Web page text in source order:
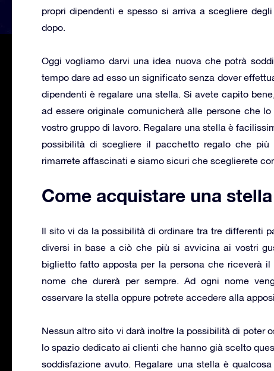
propri dipendenti e spesso si arriva a scegliere
dopo.
Oggi vogliamo darvi una idea nuova che potrà
tempo dare ad esso un significato senza dover
dipendenti è regalare una stella. Si avete capito
ad essere originale comunicherà alle persone che
vostro gruppo di lavoro. Regalare una stella è
possibilità di scegliere il pacchetto regalo che
rimarrete affascinati e siamo sicuri che sceglierete
Come acquistare una stella
Il sito vi da la possibilità di ordinare tra tre differenti
diversi in base a ciò che più si avvicina ai vostri
biglietto fatto apposta per la persona che riceverà
nome che durerà per sempre. Ad ogni nome
osservare la stella oppure potrete accedere alla
Nessun altro sito vi darà inoltre la possibilità di poter
lo spazio dedicato ai clienti che hanno già scelto
soddisfazione avuto. Regalare una stella è